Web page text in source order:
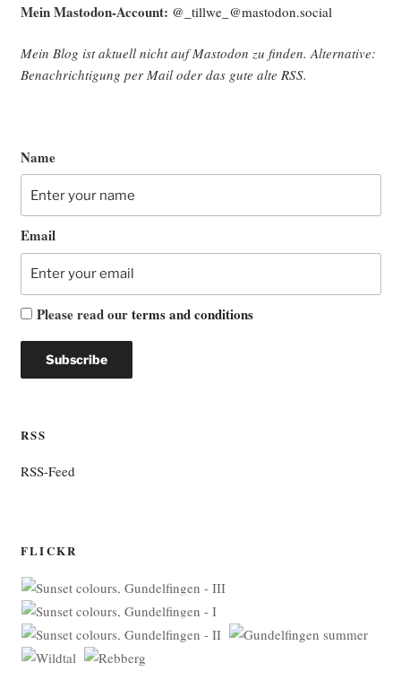
Mein Mast­o­don-Account: @_tillwe_@mastodon.social
Mein Blog ist aktu­ell nicht auf Mast­o­don zu fin­den. Alter­na­ti­ve:
Benach­rich­ti­gung per Mail oder das gute alte RSS.
Name
Email
Please read ourterms and conditions
RSS
RSS-Feed
FLICKR